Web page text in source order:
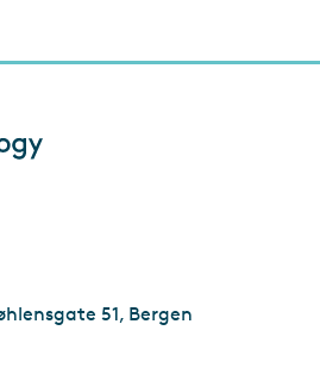
51, Bergen